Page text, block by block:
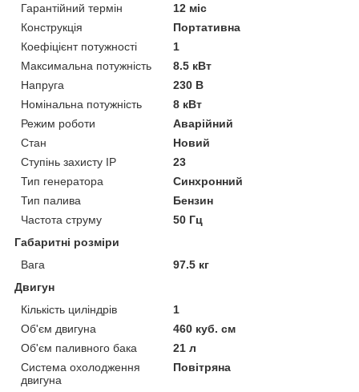
Гарантійний термін
12 міс
Конструкція
Портативна
Коефіцієнт потужності
1
Максимальна потужність
8.5 кВт
Напруга
230 В
Номінальна потужність
8 кВт
Режим роботи
Аварійний
Стан
Новий
Ступінь захисту IP
23
Тип генератора
Синхронний
Тип палива
Бензин
Частота струму
50 Гц
Габаритні розміри
Вага
97.5 кг
Двигун
Кількість циліндрів
1
Об'єм двигуна
460 куб. см
Об'єм паливного бака
21 л
Система охолодження
двигуна
Повітряна